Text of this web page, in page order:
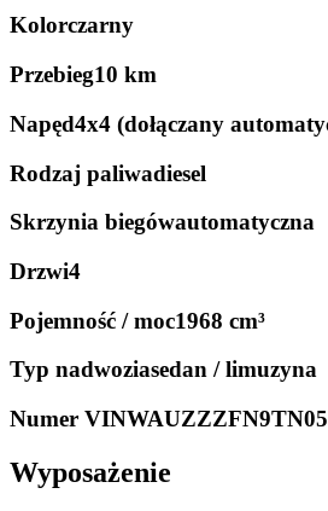
Kolorczarny
Przebieg10 km
Napęd4x4 (dołączany
Rodzaj paliwadiesel
Skrzynia biegówautomatyczna
Drzwi4
Pojemność / moc1968 cm³
Typ nadwoziasedan / limuzyna
Numer VIN
Wyposażenie